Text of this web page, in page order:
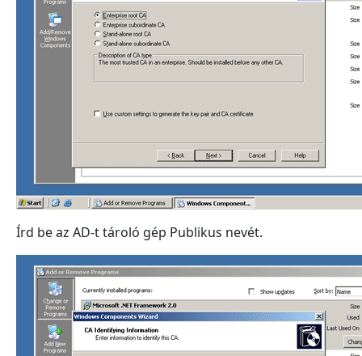
Írd be az AD-t tároló gép Publikus nevét.